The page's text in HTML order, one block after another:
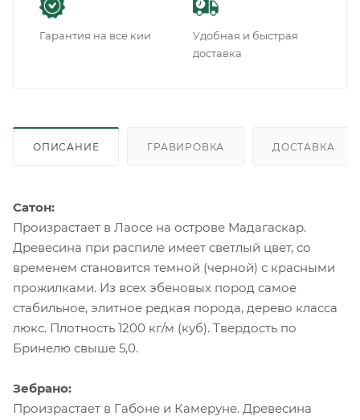
Гарантия на все кии
Удобная и быстрая
доставка
ОПИСАНИЕ ГРАВИРОВКА ДОСТАВКА
Сатон:
Произрастает в Лаосе на острове Мадагаскар.
Древесина при распиле имеет светлый цвет, со
временем становится темной (черной) с красными
прожилками. Из всех эбеновых пород самое
стабильное, элитное редкая порода, дерево класса
люкс. Плотность 1200 кг/м (куб). Твердость по
Бринелю свыше 5,0.
Зебрано:
Произрастает в Габоне и Камеруне. Древесина